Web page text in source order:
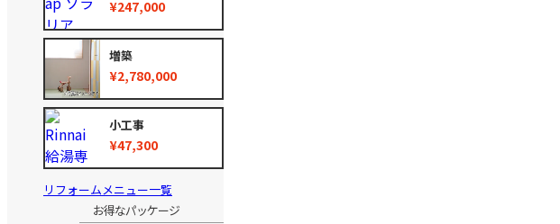
¥247,000
増築
¥2,780,000
小工事
¥47,300
リフォームメニュー一覧
お得なパッケージ